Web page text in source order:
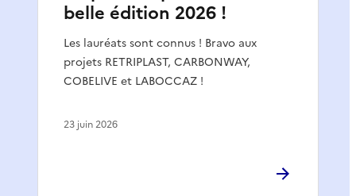
belle édition 2026 !
Les lauréats sont connus ! Bravo aux
projets RETRIPLAST, CARBONWAY,
COBELIVE et LABOCCAZ !
23 juin 2026